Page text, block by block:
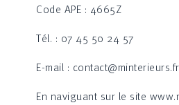
Code APE : 4665Z
Tél. : 07 45 50 24 57
E-mail : contact@minterieurs.fr
En naviguant sur le site